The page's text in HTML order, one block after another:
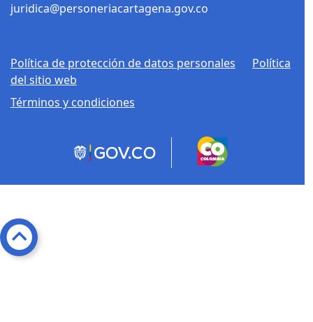
juridica@personeriacartagena.gov.co
Política de protección de datos personales
Política
del sitio web
Términos y condiciones